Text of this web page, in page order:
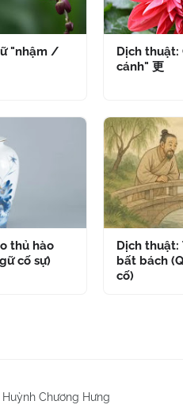
"nhậm /
Dịch thuật:
cánh" 更
thủ hào
cố sự)
Dịch thuật:
bất bách
cố)
Huỳnh Chương Hưng